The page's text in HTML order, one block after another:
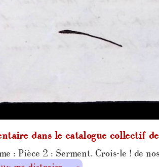
dans le catalogue collectif
: Pièce 2 : Serment. Crois-le ! de